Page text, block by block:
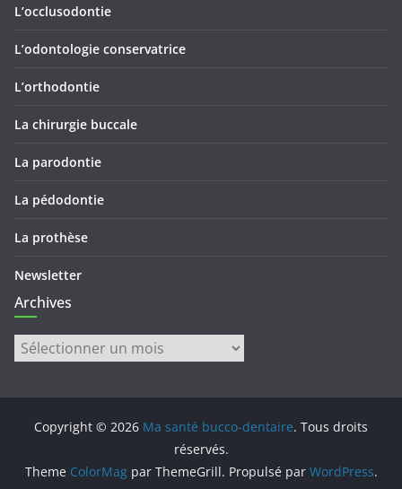
L’occlusodontie
L’odontologie conservatrice
L’orthodontie
La chirurgie buccale
La parodontie
La pédodontie
La prothèse
Newsletter
Archives
Archives
Copyright © 2026 Ma santé bucco-dentaire. Tous droits
réservés.
Theme ColorMagpar ThemeGrill. Propulsé par WordPress.